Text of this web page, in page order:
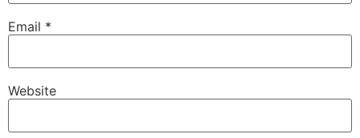
Email *
Website